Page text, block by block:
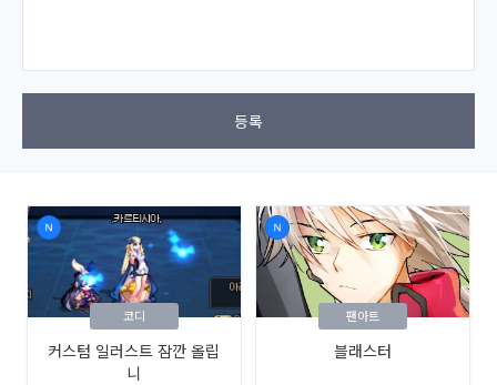
등록
커스텀 일러스트 잠깐 올립
니
코디
블래스터
팬아트